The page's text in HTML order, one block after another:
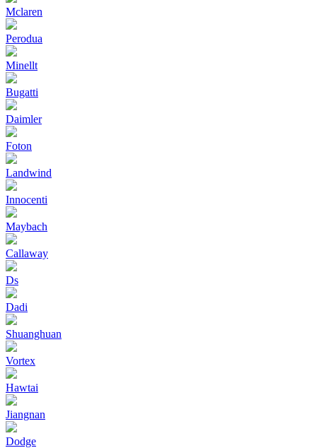
Mclaren
Perodua
Minellt
Bugatti
Daimler
Foton
Landwind
Innocenti
Maybach
Callaway
Ds
Dadi
Shuanghuan
Vortex
Hawtai
Jiangnan
Dodge